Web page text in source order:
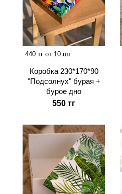
440 тг от 10 шт.
Коробка 230*170*90
"Подсолнух" бурая +
бурое дно
550 тг